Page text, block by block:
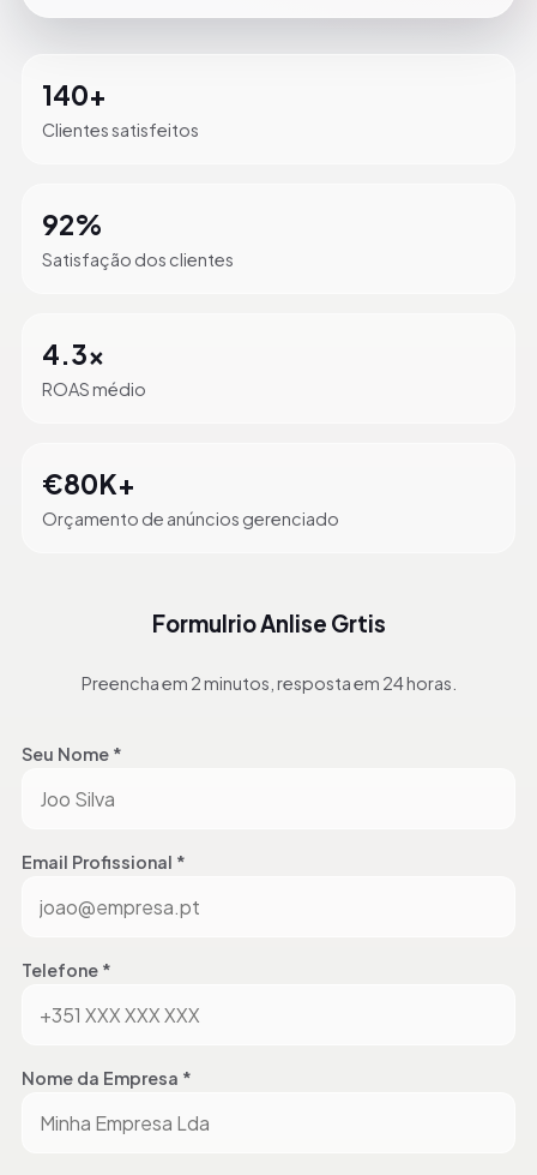
140+
Clientes satisfeitos
92%
Satisfação dos clientes
4.3x
ROAS médio
€80K+
Orçamento de anúncios gerenciado
Formulrio Anlise Grtis
Preencha em 2 minutos, resposta em 24 horas.
Seu Nome *
Email Profissional *
Telefone *
Nome da Empresa *